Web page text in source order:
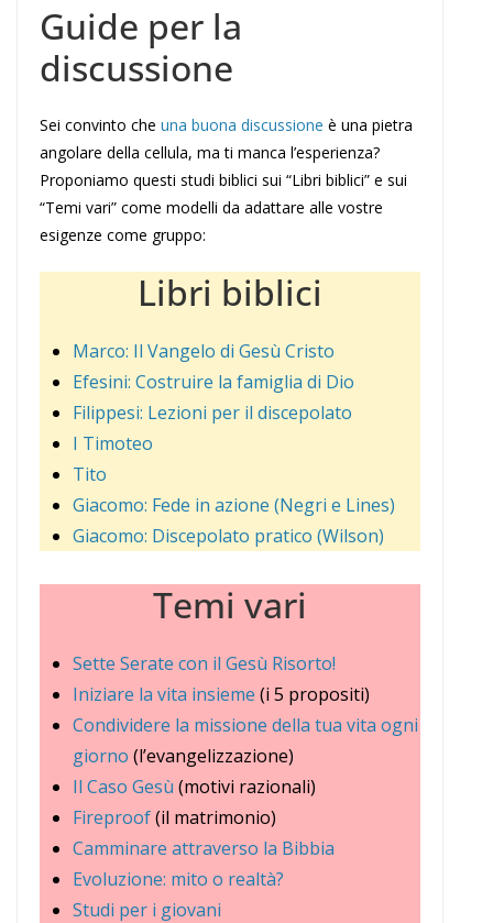
Guide per la
discussione
Sei convinto che una buona discussione è una pietra
angolare della cellula, ma ti manca l’esperienza?
Proponiamo questi studi biblici sui “Libri biblici” e sui
“Temi vari” come modelli da adattare alle vostre
esigenze come gruppo:
Libri biblici
Marco: Il Vangelo di Gesù Cristo
Efesini: Costruire la famiglia di Dio
Filippesi: Lezioni per il discepolato
I Timoteo
Tito
Giacomo: Fede in azione (Negri e Lines)
Giacomo: Discepolato pratico (Wilson)
Temi vari
Sette Serate con il Gesù Risorto!
Iniziare la vita insieme (i 5 propositi)
Condividere la missione della tua vita ogni
giorno (l’evangelizzazione)
Il Caso Gesù (motivi razionali)
Fireproof(il matrimonio)
Camminare attraverso la Bibbia
Evoluzione: mito o realtà?
Studi per i giovani